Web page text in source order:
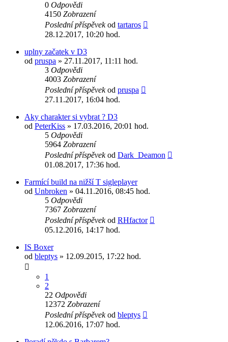
0 Odpovědi
4150 Zobrazení
Poslední příspěvekod tartaros
28.12.2017, 10:20 hod.
uplny začatek v D3
od pruspa » 27.11.2017, 11:11 hod.
3 Odpovědi
4003 Zobrazení
Poslední příspěvekod pruspa
27.11.2017, 16:04 hod.
Aky charakter si vybrat ? D3
od PeterKiss » 17.03.2016, 20:01 hod.
5 Odpovědi
5964 Zobrazení
Poslední příspěvekod Dark_Deamon
01.08.2017, 17:36 hod.
Farmící build na nižší T sigleplayer
od Unbroken » 04.11.2016, 08:45 hod.
5 Odpovědi
7367 Zobrazení
Poslední příspěvekod RHfactor
05.12.2016, 14:17 hod.
IS Boxer
od bleptys » 12.09.2015, 17:22 hod.
1
2
22 Odpovědi
12372 Zobrazení
Poslední příspěvekod bleptys
12.06.2016, 17:07 hod.